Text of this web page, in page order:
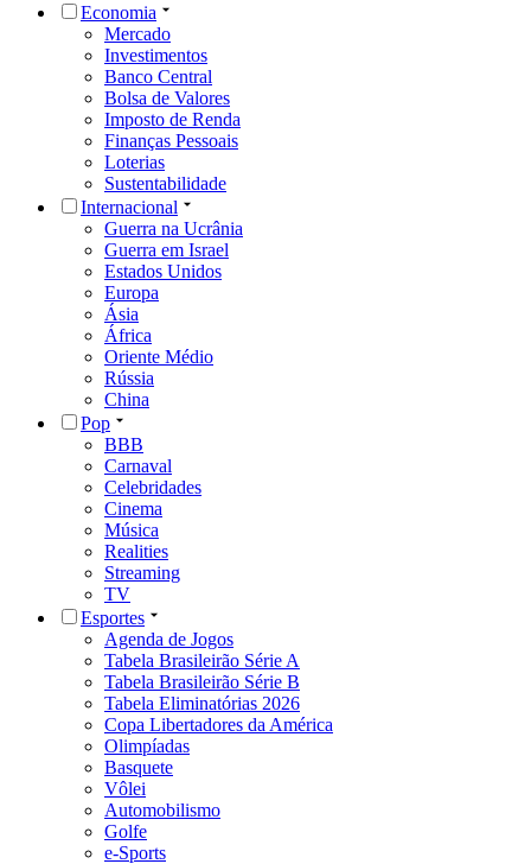
Economia
Mercado
Investimentos
Banco Central
Bolsa de Valores
Imposto de Renda
Finanças Pessoais
Loterias
Sustentabilidade
Internacional
Guerra na Ucrânia
Guerra em Israel
Estados Unidos
Europa
Ásia
África
Oriente Médio
Rússia
China
Pop
BBB
Carnaval
Celebridades
Cinema
Música
Realities
Streaming
TV
Esportes
Agenda de Jogos
Tabela Brasileirão Série A
Tabela Brasileirão Série B
Tabela Eliminatórias 2026
Copa Libertadores da América
Olimpíadas
Basquete
Vôlei
Automobilismo
Golfe
e-Sports